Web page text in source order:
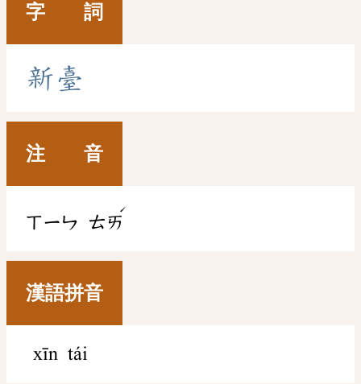
字 詞
新臺
注 音
ㄒㄧㄣ ㄊㄞ
ˊ
漢語拼音
xīn tái